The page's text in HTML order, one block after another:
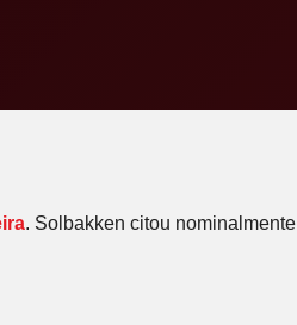
. Solbakken citou nominalmente